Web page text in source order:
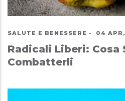
SALUTE E BENESSERE - 04
Radicali Liberi: Cosa
Combatterli